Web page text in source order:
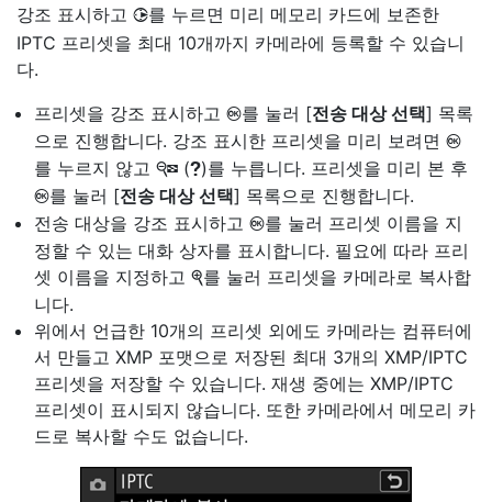
강조 표시하고 2를 누르면 미리 메모리 카드에 보존한
IPTC 프리셋을 최대 10개까지 카메라에 등록할 수 있습니
다.
프리셋을 강조 표시하고 J를 눌러 [전송 대상 선택] 목록
으로 진행합니다. 강조 표시한 프리셋을 미리 보려면 J
를 누르지 않고 W (Q)를 누릅니다. 프리셋을 미리 본 후
J를 눌러 [전송 대상 선택] 목록으로 진행합니다.
전송 대상을 강조 표시하고 J를 눌러 프리셋 이름을 지
정할 수 있는 대화 상자를 표시합니다. 필요에 따라 프리
셋 이름을 지정하고 X를 눌러 프리셋을 카메라로 복사합
니다.
위에서 언급한 10개의 프리셋 외에도 카메라는 컴퓨터에
서 만들고 XMP 포맷으로 저장된 최대 3개의 XMP/IPTC
프리셋을 저장할 수 있습니다. 재생 중에는 XMP/IPTC
프리셋이 표시되지 않습니다. 또한 카메라에서 메모리 카
드로 복사할 수도 없습니다.